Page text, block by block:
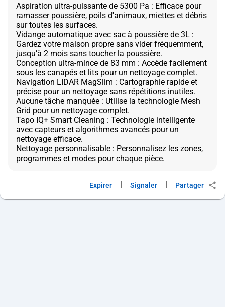
Aspiration ultra-puissante de 5300 Pa : Efficace pour
ramasser poussière, poils d'animaux, miettes et débris
sur toutes les surfaces.
Vidange automatique avec sac à poussière de 3L :
Gardez votre maison propre sans vider fréquemment,
jusqu’à 2 mois sans toucher la poussière.
Conception ultra-mince de 83 mm : Accède facilement
sous les canapés et lits pour un nettoyage complet.
Navigation LIDAR MagSlim : Cartographie rapide et
précise pour un nettoyage sans répétitions inutiles.
Aucune tâche manquée : Utilise la technologie Mesh
Grid pour un nettoyage complet.
Tapo IQ+ Smart Cleaning : Technologie intelligente
avec capteurs et algorithmes avancés pour un
nettoyage efficace.
Nettoyage personnalisable : Personnalisez les zones,
Expirer | Signaler | Partager